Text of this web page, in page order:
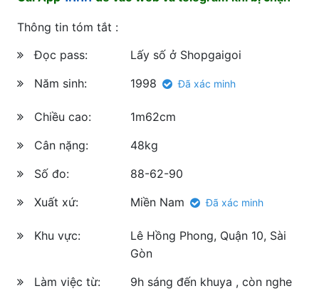
Thông tin tóm tắt :
Đọc pass:
Lấy số ở Shopgaigoi
Năm sinh:
1998 Đã xác minh
Chiều cao:
1m62cm
Cân nặng:
48kg
Số đo:
88-62-90
Xuất xứ:
Miền Nam Đã xác minh
Khu vực:
Lê Hồng Phong, Quận 10, Sài
Gòn
Làm việc từ:
9h sáng đến khuya , còn nghe